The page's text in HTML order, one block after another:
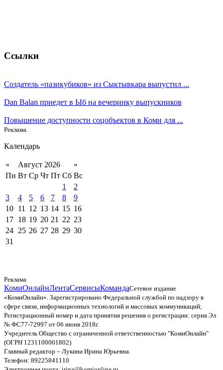
Ссылки
Создатель «пазикубиков» из Сыктывкара выпустил ...
Dan Balan приедет в Ыб на вечеринку выпускников
Повышение доступности соцобъектов в Коми для ...
Реклама.
Календарь
« Август 2026
»
Пн Вт Ср Чт Пт Сб Вс
1
2
3
4 5 6 7 8
9
10 11 12 13 14 15 16
17 18 19 20 21 22 23
24 25 26 27 28 29 30
31
Реклама
КомиОнлайнЛентаСервисыКомандаСетевое издание
«КомиОнлайн». Зарегистрировано Федеральной службой по надзору в
сфере связи, информационных технологий и массовых коммуникаций;
Регистрационный номер и дата принятия решения о регистрации: серия Эл
№ ФС77-72997 от 06 июня 2018г.
Учредитель Общество с ограниченной ответственностью "КомиОнлайн"
(ОГРН 1231100001802)
Главный редактор – Лукина Ирина Юрьевна.
Телефон: 89225841110